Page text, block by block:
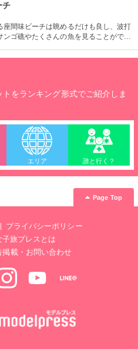
チ
座間味ビーチは眺めるだけも良し、波打
ゴ礁やたくさんの魚を見ることができ
はウミガメと泳いだりすることも出来、
を感じること間違いなしのスポットで
をランキング形式でご紹介しま
エリア 誰と行く？
Page Top
プライバシーポリシー
子旅プレスとは
載・お問い合わせ